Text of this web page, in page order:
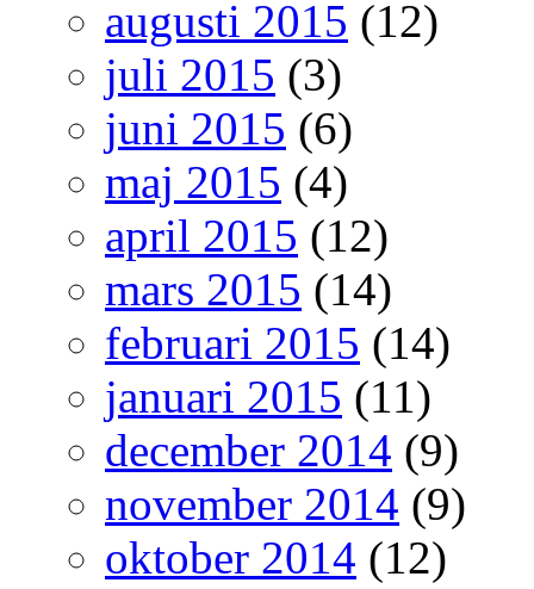
augusti 2015 (12)
juli 2015 (3)
juni 2015 (6)
maj 2015 (4)
april 2015 (12)
mars 2015 (14)
februari 2015 (14)
januari 2015 (11)
december 2014 (9)
november 2014 (9)
oktober 2014 (12)